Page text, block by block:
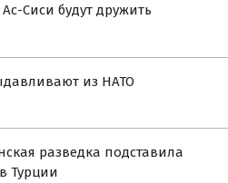
Сиси будут дружить
из НАТО
разведка подставила
Турции